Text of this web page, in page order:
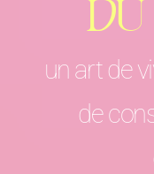
DU
un art de
de